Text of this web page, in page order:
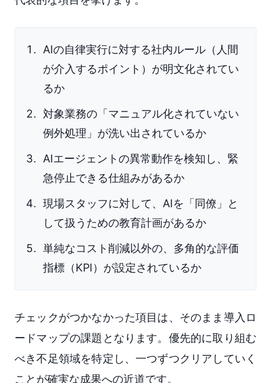
AIの自律実行に対する社内ルール（人間
が介入するポイント）が明文化されてい
るか
対象業務の「マニュアル化されていない
例外処理」が洗い出されているか
AIエージェントの異常動作を検知し、緊
急停止できる仕組みがあるか
現場スタッフに対して、AIを「同僚」と
して扱うための教育計画があるか
単純なコスト削減以外の、多角的な評価
指標（KPI）が設定されているか
チェックがつかなかった項目は、そのまま導入ロ
ードマップの課題となります。優先的に取り組む
べき不足領域を特定し、一つずつクリアしていく
ことが確実な成果への近道です。